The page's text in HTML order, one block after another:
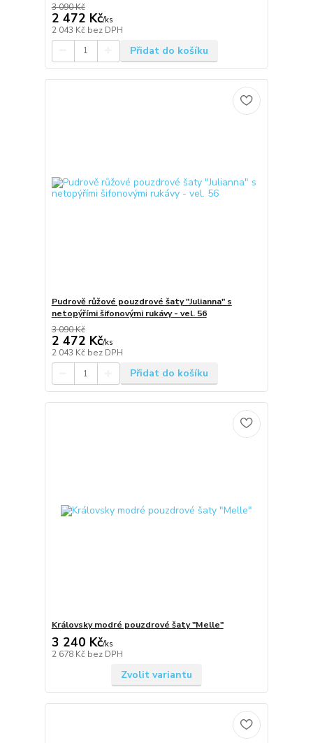
3 090 Kč
2 472 Kč/ks
2 043 Kč bez DPH
Přidat do košíku
Pudrově růžové pouzdrové šaty "Julianna" s
netopýřími šifonovými rukávy - vel. 56
3 090 Kč
2 472 Kč/ks
2 043 Kč bez DPH
Přidat do košíku
Královsky modré pouzdrové šaty "Melle"
3 240 Kč/ks
2 678 Kč bez DPH
Zvolit variantu